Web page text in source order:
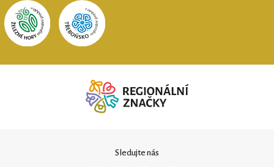
Sledujte nás